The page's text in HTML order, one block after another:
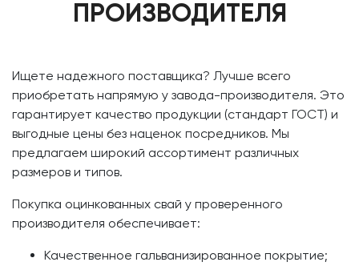
ПРОИЗВОДИТЕЛЯ
Ищете надежного поставщика? Лучше всего
приобретать напрямую у завода-производителя. Это
гарантирует качество продукции (стандарт ГОСТ) и
выгодные цены без наценок посредников. Мы
предлагаем широкий ассортимент различных
размеров и типов.
Покупка оцинкованных свай у проверенного
производителя обеспечивает:
Качественное гальванизированное покрытие;